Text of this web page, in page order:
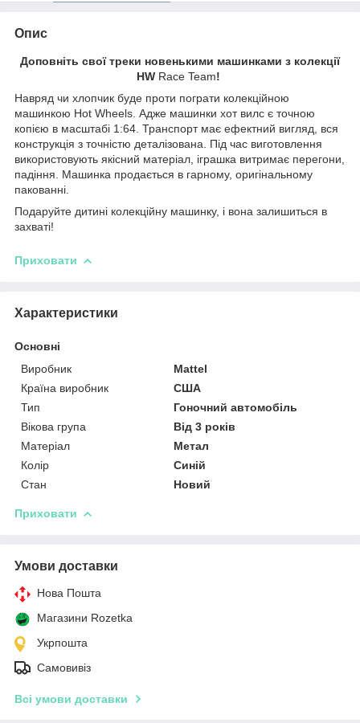
Опис
Доповніть свої треки новенькими машинками з колекції
HW Race Team!
Навряд чи хлопчик буде проти пограти колекційною
машинкою Hot Wheels. Адже машинки хот вилс є точною
копією в масштабі 1:64. Транспорт має ефектний вигляд, вся
конструкція з точністю деталізована. Під час виготовлення
використовують якісний матеріал, іграшка витримає перегони,
падіння. Машинка продається в гарному, оригінальному
пакованні.
Подаруйте дитині колекційну машинку, і вона залишиться в
захваті!
Приховати
Характеристики
Основні
Виробник
Mattel
Країна виробник
США
Тип
Гоночний автомобіль
Вікова група
Від 3 років
Матеріал
Метал
Колір
Синій
Стан
Новий
Приховати
Умови доставки
Нова Пошта
Магазини Rozetka
Укрпошта
Самовивіз
Всі умови доставки